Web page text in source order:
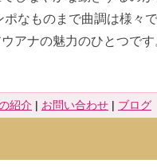
なものまで曲調は様々
アナの魅力のひとつです
紹介 | お問い合わせ | ブログ